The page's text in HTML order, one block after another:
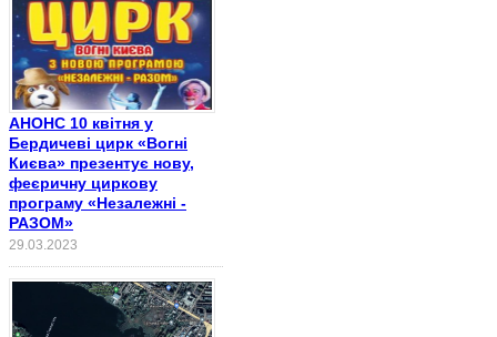
АНОНС 10 квітня у
Бердичеві цирк «Вогні
Києва» презентує нову,
феєричну циркову
програму «Незалежні -
РАЗОМ»
29.03.2023